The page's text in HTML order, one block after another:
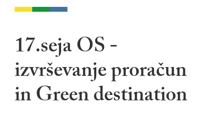
17.seja OS -
izvrševanje proračun
in Green destination